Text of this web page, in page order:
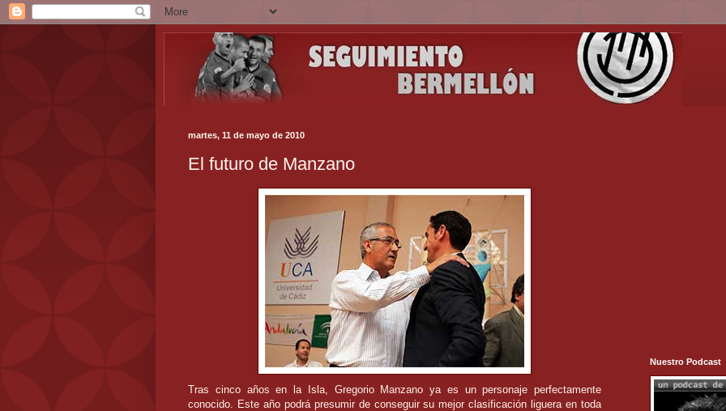
martes, 11 de mayo de 2010
El futuro de Manzano
Tras cinco años en la Isla, GregorioManzano ya es un personaje perfectamente
conocido. Este año podrá presumir de conseguir su mejorclasificación liguera en toda
Nuestro Podcast